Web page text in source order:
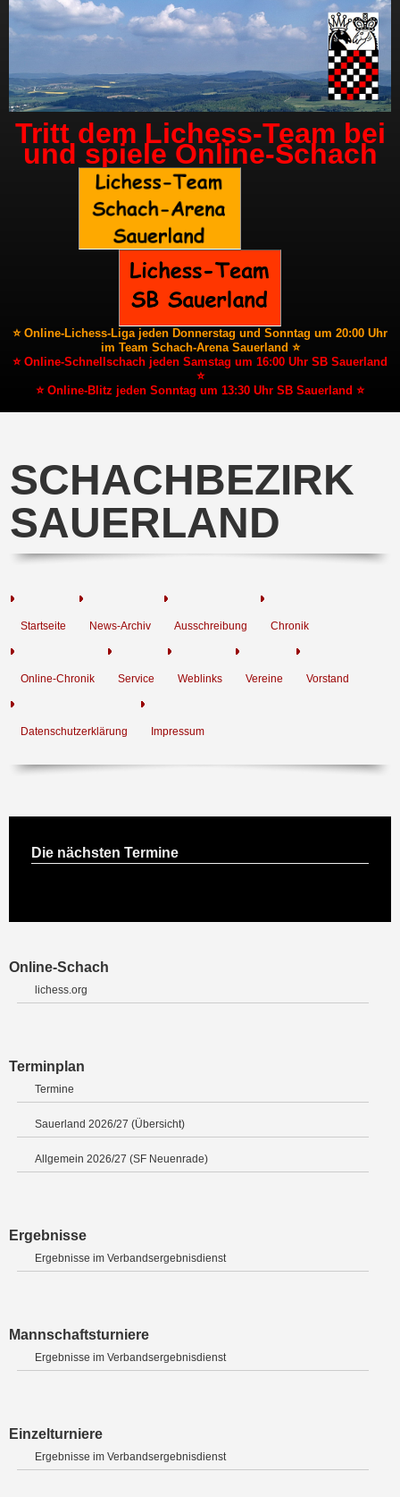
Tritt dem Lichess-Team bei
und spiele Online-Schach
⭐ Online-Lichess-Liga jeden Donnerstag und Sonntag um 20:00 Uhr
im Team Schach-Arena Sauerland ⭐
⭐ Online-Schnellschach jeden Samstag um 16:00 Uhr SB Sauerland
⭐
⭐ Online-Blitz jeden Sonntag um 13:30 Uhr SB Sauerland ⭐
SCHACHBEZIRK
SAUERLAND
Startseite News-Archiv Ausschreibung Chronik
Online-Chronik Service Weblinks Vereine Vorstand
Datenschutzerklärung Impressum
Die nächsten Termine
Online-Schach
lichess.org
Terminplan
Termine
Sauerland 2026/27 (Übersicht)
Allgemein 2026/27 (SF Neuenrade)
Ergebnisse
Ergebnisse im Verbandsergebnisdienst
Mannschaftsturniere
Ergebnisse im Verbandsergebnisdienst
Einzelturniere
Ergebnisse im Verbandsergebnisdienst